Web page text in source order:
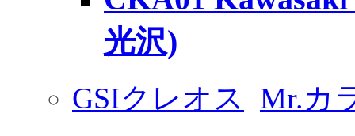
光沢)
GSIクレオス Mr.カ